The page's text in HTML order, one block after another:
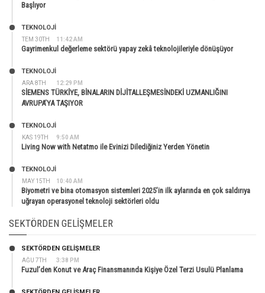
Başlıyor
TEM 30TH 11:42 AM
TEKNOLOJİ
Gayrimenkul değerleme sektörü yapay zekâ teknolojileriyle dönüşüyor
ARA 8TH 12:29 PM
TEKNOLOJİ
SİEMENS TÜRKİYE, BİNALARIN DİJİTALLEŞMESİNDEKİ UZMANLIĞINI
AVRUPA’YA TAŞIYOR
KAS 19TH 9:50 AM
TEKNOLOJİ
Living Now with Netatmo ile Evinizi Dilediğiniz Yerden Yönetin
MAY 15TH 10:40 AM
TEKNOLOJİ
Biyometri ve bina otomasyon sistemleri 2025’in ilk aylarında en çok saldırıya
uğrayan operasyonel teknoloji sektörleri oldu
SEKTÖRDEN GELIŞMELER
AĞU 7TH 3:38 PM
SEKTÖRDEN GELIŞMELER
Fuzul’den Konut ve Araç Finansmanında Kişiye Özel Terzi Usulü Planlama